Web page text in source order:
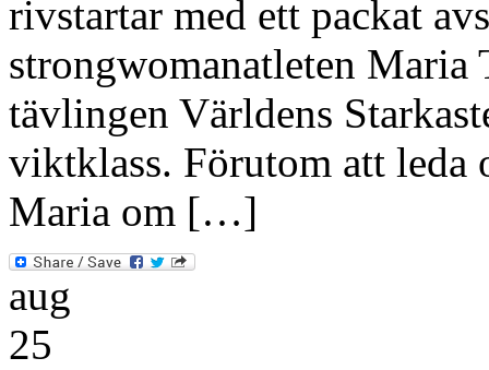
rivstartar med ett packat
strongwomanatleten Maria
tävlingen Världens
viktklass. Förutom att leda
Maria om […]
aug
25